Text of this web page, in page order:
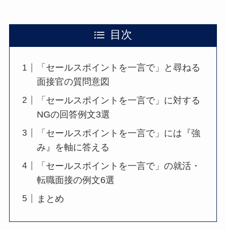
目次
「セールスポイントを一言で」と尋ねる
面接官の質問意図
「セールスポイントを一言で」に対する
NGの回答例文3選
「セールスポイントを一言で」には『強
み』を軸に答える
「セールスポイントを一言で」の就活・
転職面接の例文6選
まとめ